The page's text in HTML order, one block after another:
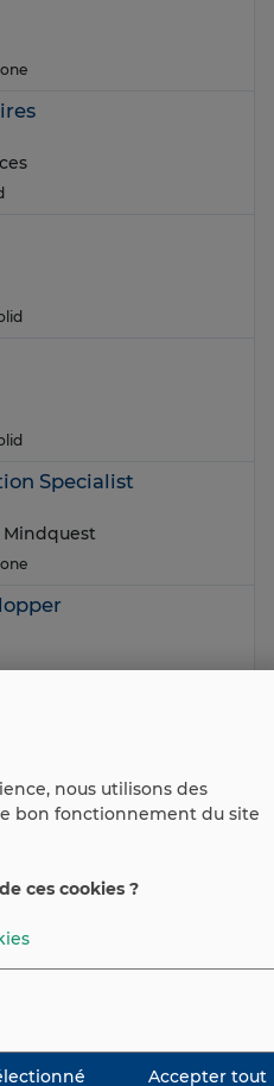
Specialist
Mindquest
(current)
44
Espaiweb
légal
nous utilisons des
bon fonctionnement du site
ces cookies ?
Accepter tout